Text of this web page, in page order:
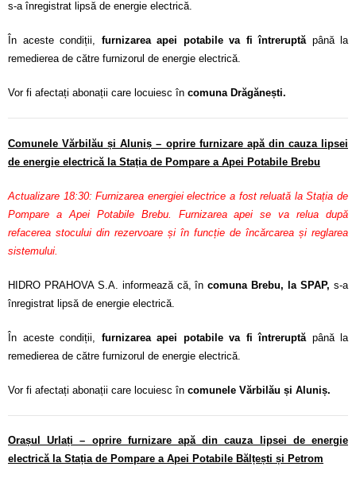
s-a înregistrat lipsă de energie electrică.
În aceste condiții, furnizarea apei potabile va fi întreruptă până la
remedierea de către furnizorul de energie electrică.
Vor fi afectați abonații care locuiesc în comuna Drăgănești.
Comunele Vărbilău și Aluniș – oprire furnizare apă din cauza lipsei
de energie electrică la Stația de Pompare a Apei Potabile Brebu
Actualizare 18:30: Furnizarea energiei electrice a fost reluată la Stația de
Pompare a Apei Potabile Brebu. Furnizarea apei se va relua după
refacerea stocului din rezervoare și în funcție de încărcarea și reglarea
sistemului.
HIDRO PRAHOVA S.A. informează că, încomuna Brebu, la SPAP, s-a
înregistrat lipsă de energie electrică.
În aceste condiții, furnizarea apei potabile va fi întreruptă până la
remedierea de către furnizorul de energie electrică.
Vor fi afectați abonații care locuiesc în comunele Vărbilău și Aluniș.
Orașul Urlați – oprire furnizare apă din cauza lipsei de energie
electrică la Stația de Pompare a Apei Potabile Bălțești și Petrom